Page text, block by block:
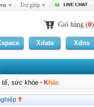
Trợ giúp
Giỏ hàng (0)
Xdata Xdns
tế, sức khỏe Khác
tạo
trắc nước thải tự động
tế